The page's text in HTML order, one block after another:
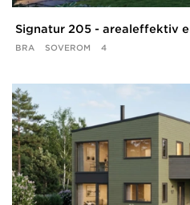
Signatur 205 - arealeffektiv
BRA SOVEROM 4